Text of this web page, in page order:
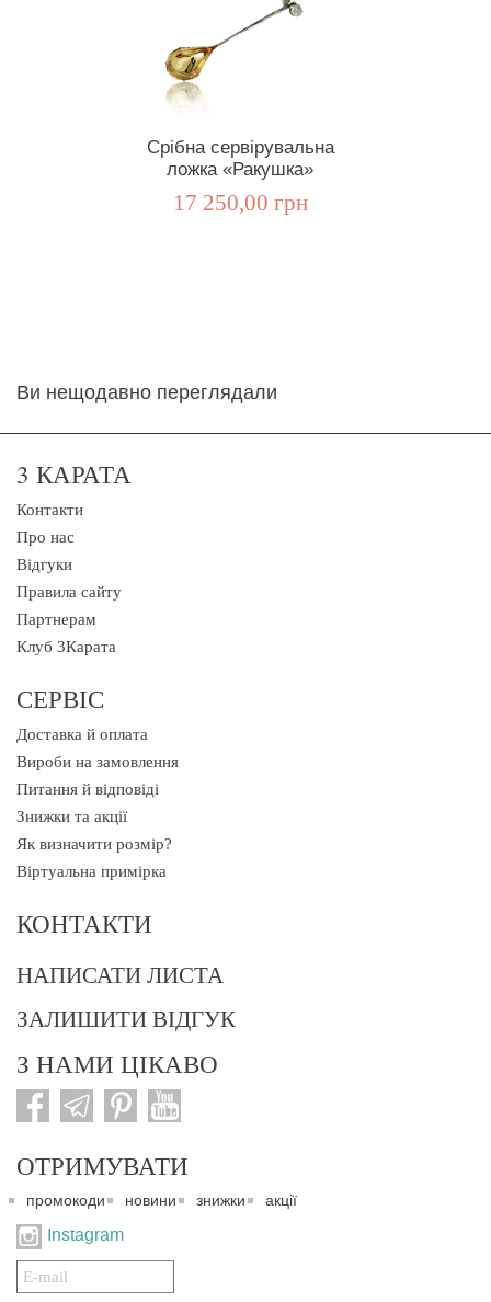
Срібна сервірувальна
ложка «Ракушка»
17 250,00 грн
Ви нещодавно переглядали
3 КАРАТА
Контакти
Про нас
Відгуки
Правила сайту
Партнерам
Клуб 3Карата
СЕРВІС
Доставка й оплата
Вироби на замовлення
Питання й відповіді
Знижки та акції
Як визначити розмір?
Віртуальна примірка
КОНТАКТИ
НАПИСАТИ ЛИСТА
ЗАЛИШИТИ ВІДГУК
З НАМИ ЦІКАВО
ОТРИМУВАТИ
промокоди новини знижки акції
Instagram
Подписаться
на